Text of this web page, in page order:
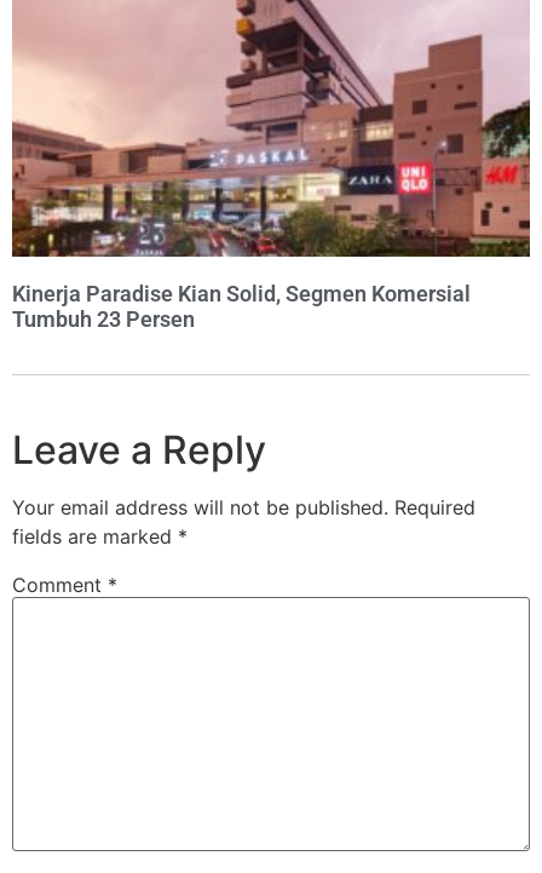
Kinerja Paradise Kian Solid, Segmen Komersial
Tumbuh 23 Persen
Leave a Reply
Your email address will not be published. Required
fields are marked *
Comment *